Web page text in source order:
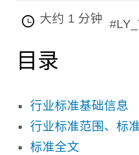
大约 1 分钟
目录
行业标准基础信息
行业标准范围、标
标准全文